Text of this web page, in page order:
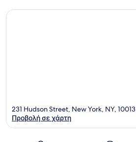
231 Hudson Street, New York, NY, 10013
Προβολή σε χάρτη